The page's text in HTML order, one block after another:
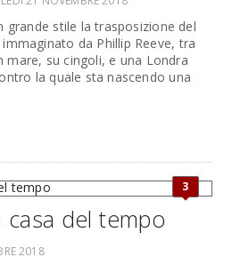
grande stile la trasposizione del
da Phillip Reeve, tra
mare, su cingoli, e una Londra
la quale sta nascendo una
3
del tempo
2018